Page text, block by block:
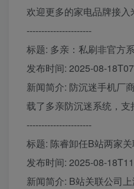
欢迎更多的家电品牌接入
----------------------
标题: 多亲：私刷非官方
发布时间: 2025-08-
新闻简介: 防沉迷手机厂
载了多亲防沉迷系统，支
----------------------
标题: 陈睿卸任B站两家
发布时间: 2025-08-
新闻简介: B站关联公司